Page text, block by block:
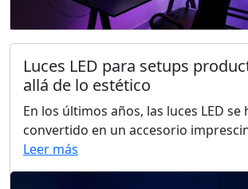
Luces LED para setups
allá de lo estético
En los últimos años, las luces LED se
convertido en un accesorio
Leer más